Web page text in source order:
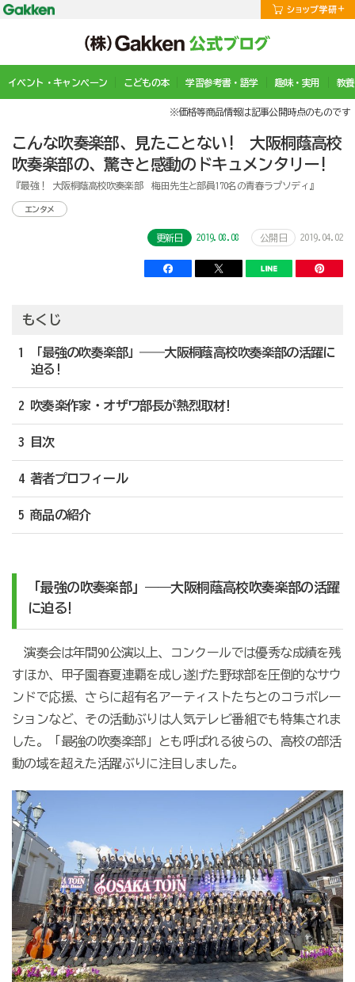
イベント・キャンペーン こどもの本 学習参考書・語学 趣味・実用 教
※価格等商品情報は記事公開時点のものです
こんな吹奏楽部、見たことない! 大阪桐蔭高校
吹奏楽部の、驚きと感動のドキュメンタリー!
『最強！ 大阪桐蔭高校吹奏楽部 梅田先生と部員170名の青春ラプソディ』
エンタメ
更新日 2019.08.08 公開日 2019.04.02
もくじ
1 「最強の吹奏楽部」――大阪桐蔭高校吹奏楽部の活躍に
迫る!
2 吹奏楽作家・オザワ部長が熱烈取材!
3 目次
4 著者プロフィール
5 商品の紹介
「最強の吹奏楽部」――大阪桐蔭高校吹奏楽部の活躍
に迫る!
演奏会は年間90公演以上、コンクールでは優秀な成績を残
すほか、甲子園春夏連覇を成し遂げた野球部を圧倒的なサウ
ンドで応援、さらに超有名アーティストたちとのコラボレー
ションなど、その活動ぶりは人気テレビ番組でも特集されま
した。「最強の吹奏楽部」とも呼ばれる彼らの、高校の部活
動の域を超えた活躍ぶりに注目しました。